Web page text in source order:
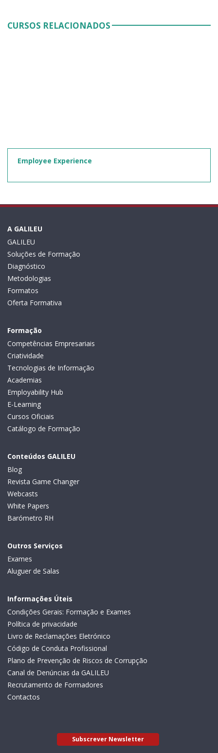
CURSOS RELACIONADOS
Employee Experience
A GALILEU
GALILEU
Soluções de Formação
Diagnóstico
Metodologias
Formatos
Oferta Formativa
Formação
Competências Empresariais
Criatividade
Tecnologias de Informação
Academias
Employability Hub
E-Learning
Cursos Oficiais
Catálogo de Formação
Conteúdos GALILEU
Blog
Revista Game Changer
Webcasts
White Papers
Barómetro RH
Outros Serviços
Exames
Aluguer de Salas
Informações Úteis
Condições Gerais: Formação e Exames
Política de privacidade
Livro de Reclamações Eletrónico
Código de Conduta Profissional
Plano de Prevenção de Riscos de Corrupção
Canal de Denúncias da GALILEU
Recrutamento de Formadores
Contactos
Subscrever Newsletter